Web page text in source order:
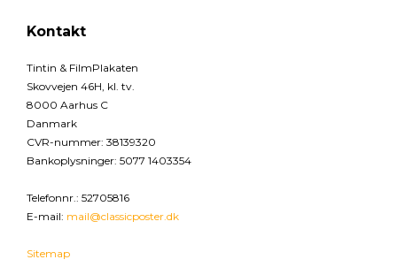
Kontakt
Tintin & FilmPlakaten
Skovvejen 46H, kl. tv.
8000 Aarhus C
Danmark
CVR-nummer: 38139320
Bankoplysninger: 5077 1403354
Telefonnr.: 52705816
E-mail: mail@classicposter.dk
Sitemap